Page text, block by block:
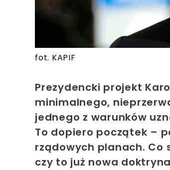
fot. KAPIF
Prezydencki projekt
minimalnego,
jednego z warunków
To dopiero początek –
rządowych planach. Co
czy to już nowa